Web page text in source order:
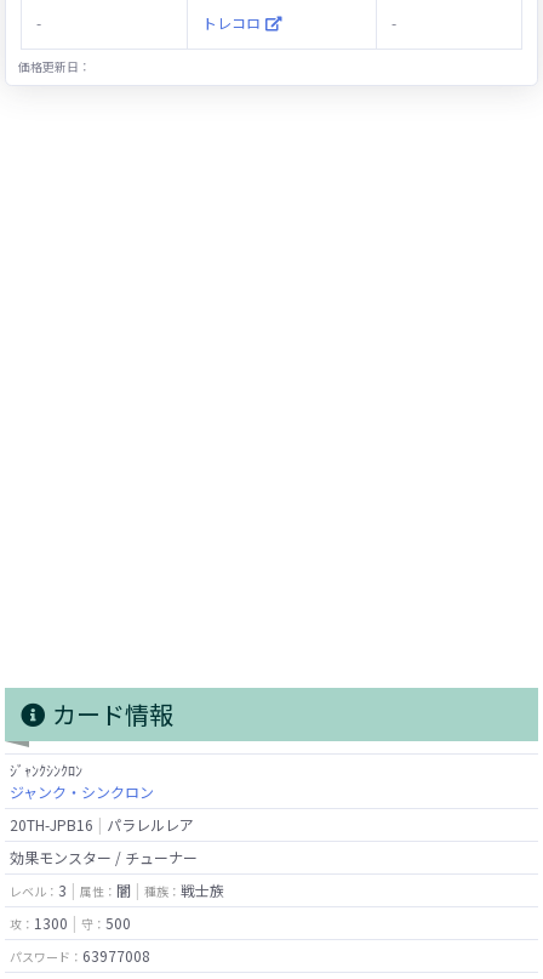
- トレコロ -
価格更新日：
カード情報
ｼﾞｬﾝｸｼﾝｸﾛﾝ
ジャンク・シンクロン
20TH-JPB16
パラレルレア
効果モンスター / チューナー
レベル： 3 属性： 闇 種族： 戦士族
攻： 1300 守： 500
パスワード： 63977008